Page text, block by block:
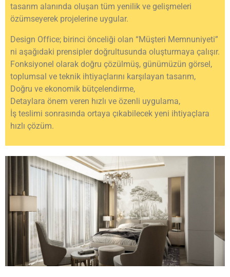
tasarım alanında oluşan tüm yenilik ve gelişmeleri
özümseyerek projelerine uygular.
Design Office; birinci önceliği olan “Müşteri Memnuniyeti”
ni aşağıdaki prensipler doğrultusunda oluşturmaya çalışır.
Fonksiyonel olarak doğru çözülmüş, günümüzün görsel,
toplumsal ve teknik ihtiyaçlarını karşılayan tasarım,
Doğru ve ekonomik bütçelendirme,
Detaylara önem veren hızlı ve özenli uygulama,
İş teslimi sonrasında ortaya çıkabilecek yeni ihtiyaçlara
hızlı çözüm.